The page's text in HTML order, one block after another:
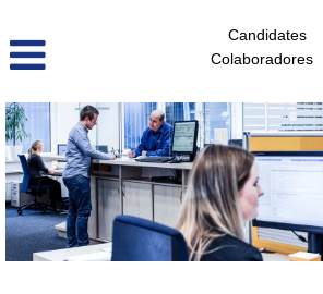
Candidates
Colaboradores